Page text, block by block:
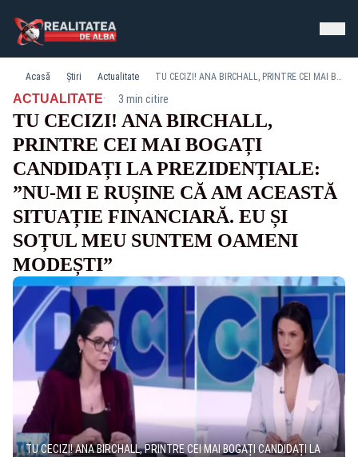
Acasă Știri Actualitate TU CECIZI! ANA BIRCHALL, PRINTRE CEI MAI BOGAȚI CANDIDAȚI LA PREZIDENȚIALE: ”NU-MI E RUȘINE CĂ AM ACEASTĂ SITUAȚIE FINANCIARĂ. EU ȘI SOȚUL MEU SUNTEM OAMENI MODEȘTI”
ACTUALITATE· 3 min citire
TU CECIZI! ANA BIRCHALL,
PRINTRE CEI MAI BOGAȚI
CANDIDAȚI LA PREZIDENȚIALE:
”NU-MI E RUȘINE CĂ AM ACEASTĂ
SITUAȚIE FINANCIARĂ. EU ȘI
SOȚUL MEU SUNTEM OAMENI
MODEȘTI”
TU CECIZI! ANA BIRCHALL, PRINTRE CEI MAI BOGAȚI CANDIDAȚI LA